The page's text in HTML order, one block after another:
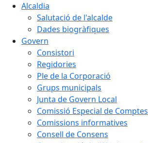
Alcaldia
Salutació de l'alcalde
Dades biogràfiques
Govern
Consistori
Regidories
Ple de la Corporació
Grups municipals
Junta de Govern Local
Comissió Especial de Comptes
Comissions informatives
Consell de Consens